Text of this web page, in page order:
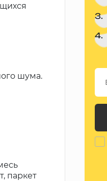
шума.
паркет
3.
4.